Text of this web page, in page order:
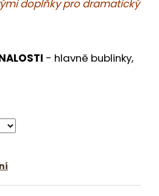
doplňky pro dramatický
- hlavně bublinky,